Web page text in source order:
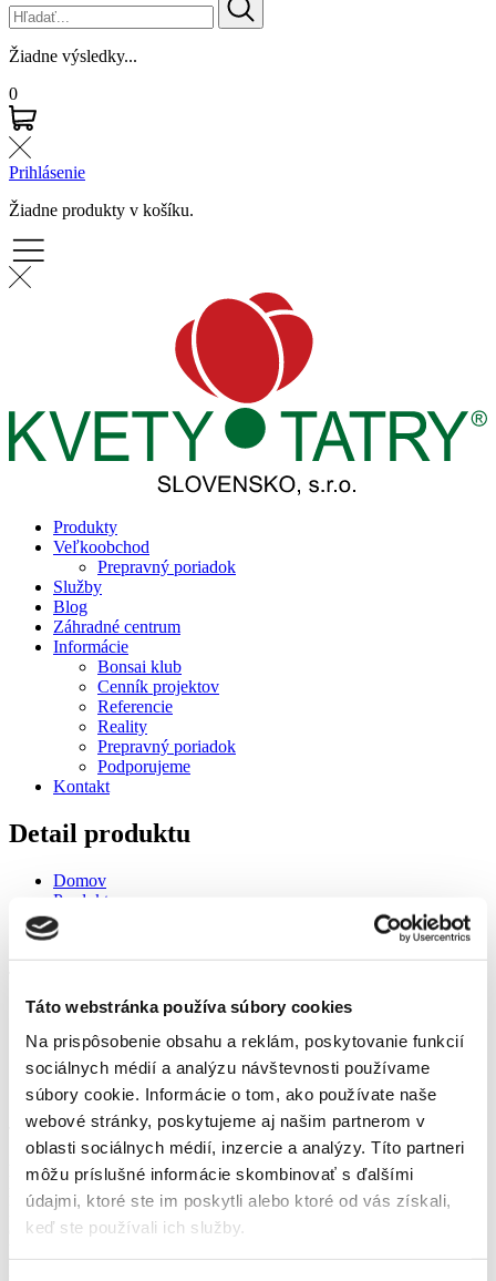
Táto webstránka používa súbory cookies
Na prispôsobenie obsahu a reklám, poskytovanie funkcií
sociálnych médií a analýzu návštevnosti používame
súbory cookie. Informácie o tom, ako používate naše
webové stránky, poskytujeme aj našim partnerom v
oblasti sociálnych médií, inzercie a analýzy. Títo partneri
môžu príslušné informácie skombinovať s ďalšími
údajmi, ktoré ste im poskytli alebo ktoré od vás získali,
keď ste používali ich služby.
Žiadne výsledky...
0
Prihlásenie
Žiadne produkty v košíku.
Produkty
Veľkoobchod
Prepravný poriadok
Služby
Blog
Záhradné centrum
Informácie
Bonsai klub
Cenník projektov
Referencie
Reality
Prepravný poriadok
Podporujeme
Kontakt
Detail produktu
Domov
Produkty
Skleníky
TANDEM kvapková závlaha A
Domov
Produkty
Skleníky
TANDEM kvapková závlaha A
TANDEM kvapková závlaha A
vapková závlaha dodáva vlahu z odkvapkávacích bodov priamo k
rastlinám. Rozteč bodov je 30 cm. Pripojenie na nádrž s vodou,
ktorá by mala byť vo výške min. 1 m. Pre skleníky so šírkou do 3 a
dĺžkou do 4 m. Tento komplet závlahy obsahuje 3 m klasickej 1/2″